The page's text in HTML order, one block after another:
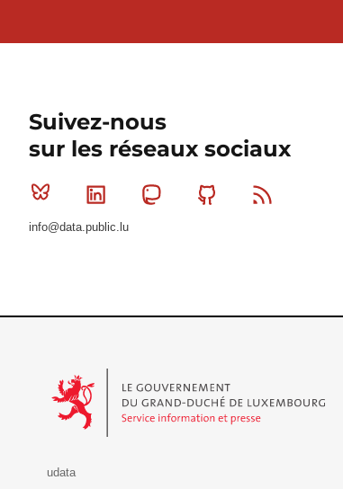
Suivez-nous
sur les réseaux sociaux
Bluesky Linkedin MastodonGithub
info@data.public.lu
udata